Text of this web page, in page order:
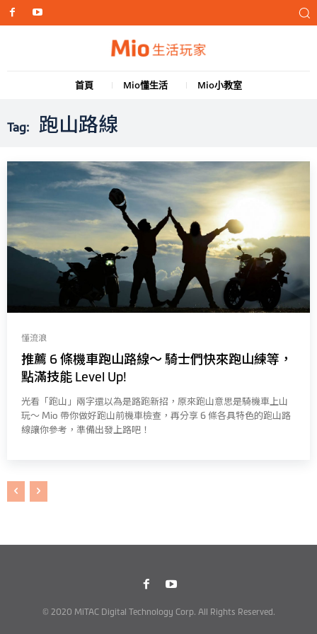
首頁 Mio懂生活 Mio小教室
Tag: 跑山路線
懂流浪
推薦 6 條機車跑山路線～ 騎士們快來跑山練等，
點滿技能 Level Up!
光看「跑山」兩字還以為是路跑新招，原來跑山意思是騎機車上山
玩～ Mio 帶你做好跑山前機車檢查，再分享 6 條各具特色的跑山路
線讓你參考，準備出發上路吧！
© 2020 MiTAC Digital Technology Corp. All Rights Reserved.